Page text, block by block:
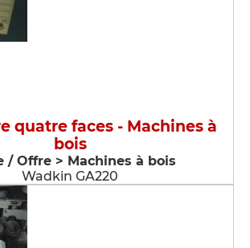
quatre faces - Machines à
bois
/ Offre > Machines à bois
Wadkin GA220